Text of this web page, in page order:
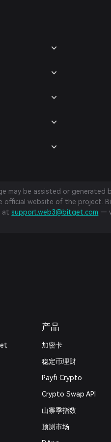
may be assisted or generated
website of the project.
atsupport.web3@bitget.com —
产品
加密卡
稳定币理财
Payfi Crypto
Crypto Swap API
山寨季指数
预测市场